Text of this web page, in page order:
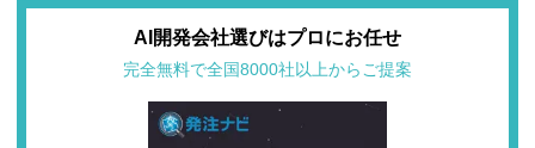
AI開発会社選びはプロにお任せ
完全無料で全国8000社以上からご提案